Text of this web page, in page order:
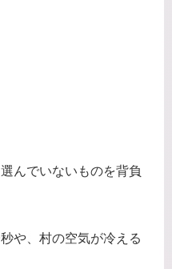
んでいないものを背負
や、村の空気が冷える